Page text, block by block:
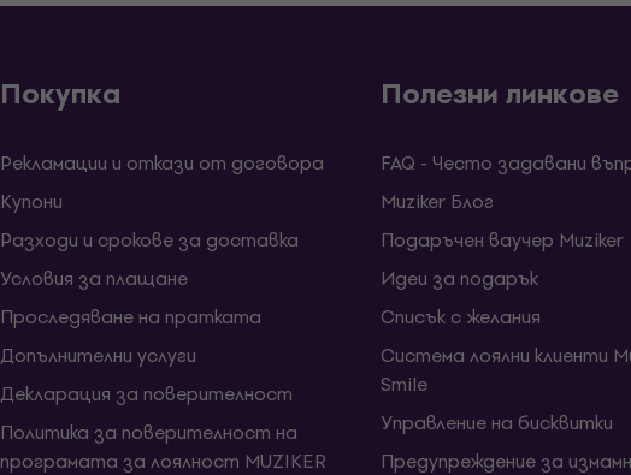
Покупка
Рекламации и откази от договора
Kупони
Разходи и срокове за доставка
Условия за плащане
Проследяване на пратката
Допълнителни услуги
Декларация за поверителност
Политика за поверителност на
програмата за лоялност MUZIKER
Полезни линкове
FAQ - Често задавани
Muziker Блог
Подаръчен ваучер Muziker
Идеи за подарък
Списък с желания
Система лоялни клиенти
Smile
Управление на бисквитки
Предупреждение за